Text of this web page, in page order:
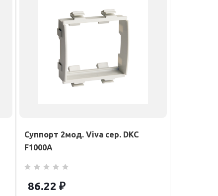
Суппорт 2мод. Viva сер. DKC
F1000A
86.22 ₽